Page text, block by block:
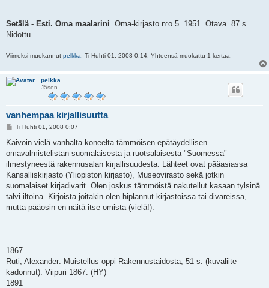
Setälä - Esti. Oma maalarini. Oma-kirjasto n:o 5. 1951. Otava. 87 s.
Nidottu.
Viimeksi muokannut pelkka , Ti Huhti 01, 2008 0:14. Yhteensä muokattu 1 kertaa.
pelkka
Jäsen
vanhempaa kirjallisuutta
V
e
t
i
Ti Huhti 01, 2008 0:07
Kaivoin vielä vanhalta koneelta tämmöisen epätäydellisen
omavalmistelistan suomalaisesta ja ruotsalaisesta "Suomessa"
ilmestyneestä rakennusalan kirjallisuudesta. Lähteet ovat pääasiassa
Kansalliskirjasto (Yliopiston kirjasto), Museovirasto sekä jotkin
suomalaiset kirjadivarit. Olen joskus tämmöistä nakutellut kasaan tylsinä
talvi-iltoina. Kirjoista joitakin olen hiplannut kirjastoissa tai divareissa,
mutta pääosin en näitä itse omista (vielä!).
1867
Ruti, Alexander: Muistellus oppi Rakennustaidosta, 51 s. (kuvaliite
kadonnut). Viipuri 1867. (HY)
1891